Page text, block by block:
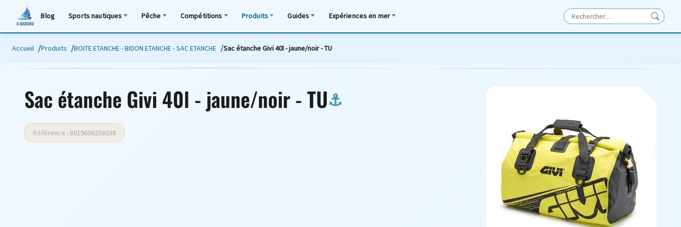
Blog Sports nautiques Pêche Compétitions Produits Guides Expériences en mer
Accueil Produits BOITE ETANCHE - BIDON ETANCHE - SAC ETANCHE Sac étanche Givi 40l - jaune/noir - TU
Sac étanche Givi 40l - jaune/noir - TU
Référence : 8019606258038